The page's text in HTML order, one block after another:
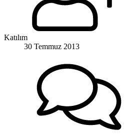
Katılım
30 Temmuz 2013